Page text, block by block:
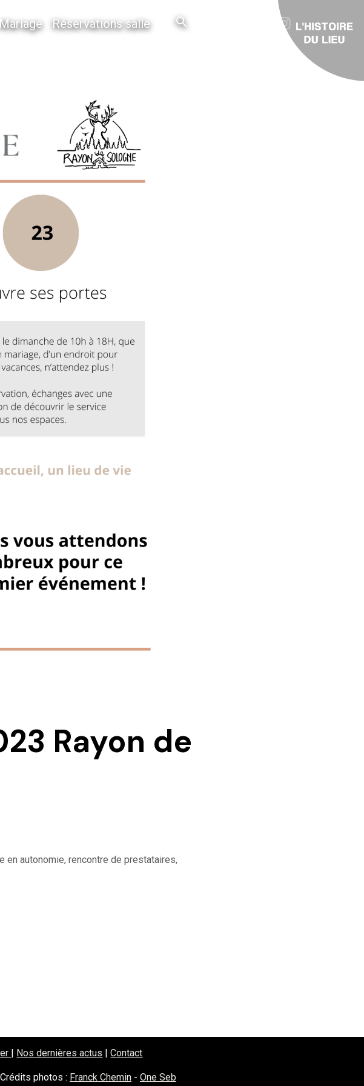
Réservations salle
Rayon de
autonomie, rencontre de prestataires,
| Nos dernières actus |Contact
photos : Franck Chemin- One Seb